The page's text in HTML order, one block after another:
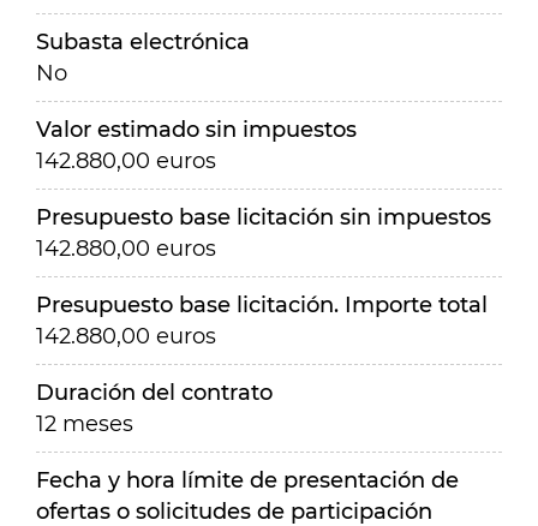
Subasta electrónica
No
Valor estimado sin impuestos
142.880,00 euros
Presupuesto base licitación sin impuestos
142.880,00 euros
Presupuesto base licitación. Importe total
142.880,00 euros
Duración del contrato
12 meses
Fecha y hora límite de presentación de
ofertas o solicitudes de participación